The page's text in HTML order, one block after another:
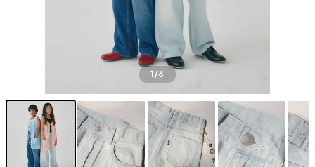
1/6